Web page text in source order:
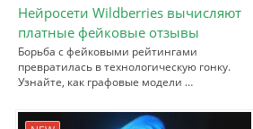
Нейросети Wildberries вычисляют
платные фейковые отзывы
Борьба с фейковыми рейтингами
превратилась в технологическую гонку.
Узнайте, как графовые модели …